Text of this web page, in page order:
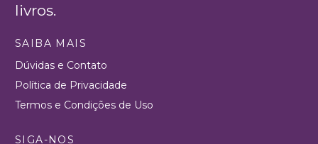
livros.
SAIBA MAIS
Dúvidas e Contato
Política de Privacidade
Termos e Condições de Uso
SIGA-NOS